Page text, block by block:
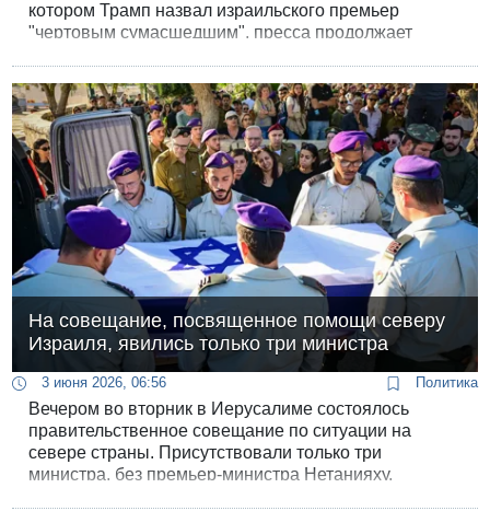
котором Трамп назвал израильского премьер
"чертовым сумасшедшим", пресса продолжает
На совещание, посвященное помощи северу
Израиля, явились только три министра
3 июня 2026, 06:56 Политика
Вечером во вторник в Иерусалиме состоялось
правительственное совещание по ситуации на
севере страны. Присутствовали только три
министра, без премьер-министра Нетанияху,